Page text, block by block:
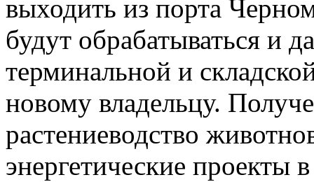
выходить из порта
будут обрабатываться и
терминальной и
новому владельцу.
растениеводство
энергетические проекты